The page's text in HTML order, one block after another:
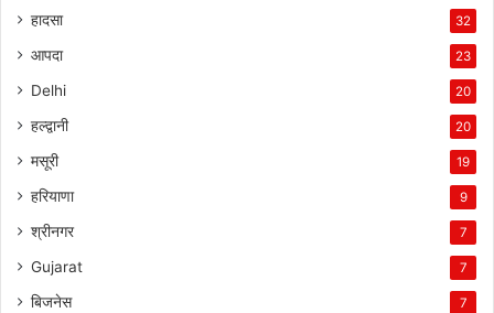
हादसा 32
आपदा 23
Delhi 20
हल्द्वानी 20
मसूरी 19
हरियाणा 9
श्रीनगर 7
Gujarat 7
बिजनेस 7